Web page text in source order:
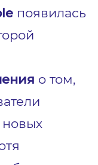
появилась
о том,
новых